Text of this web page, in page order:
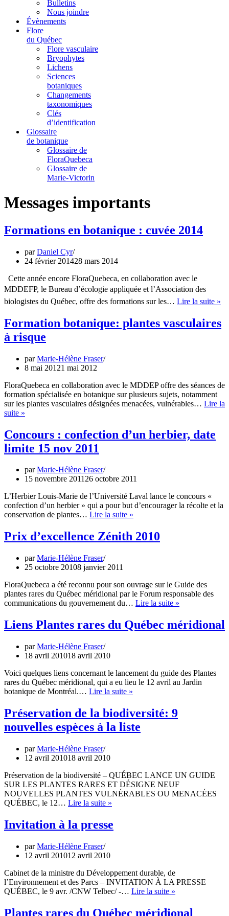
Bulletins
Nous joindre
Évènements
Flore
du Québec
Flore vasculaire
Bryophytes
Lichens
Sciences
botaniques
Changements
taxonomiques
Clés
d’identification
Glossaire
de botanique
Glossaire de
FloraQuebeca
Glossaire de
Marie-Victorin
Messages importants
Formations en botanique : cuvée 2014
parDaniel Cyr
24 février 201428 mars 2014
Cette année encore FloraQuebeca, en collaboration avec le
MDDEFP, le Bureau d’écologie appliquée et l’Association des
biologistes du Québec, offre des formations sur les… Lire la suite »
:
Formation botanique: plantes vasculaires
à risque
parMarie-Hélène Fraser
8 mai 20121 mai 2012
FloraQuebeca en collaboration avec le MDDEP offre des séances de
formation spécialisée en botanique sur plusieurs sujets, notamment
sur les plantes vasculaires désignées menacées, vulnérables… Lire la
suite »
vasculaires
à
Concours : confection d’un herbier, date
limite 15 nov 2011
parMarie-Hélène Fraser
15 novembre 201126 octobre 2011
L’Herbier Louis-Marie de l’Université Laval lance le concours «
confection d’un herbier » qui a pour but d’encourager la récolte et la
conservation de plantes… Lire la suite »
confection
d’un
nov
2011
Prix d’excellence Zénith 2010
parMarie-Hélène Fraser
25 octobre 20108 janvier 2011
FloraQuebeca a été reconnu pour son ouvrage sur le Guide des
plantes rares du Québec méridional par le Forum responsable des
communications du gouvernement du… Lire la suite »
Zénith
2010
Liens Plantes rares du Québec méridional
parMarie-Hélène Fraser
18 avril 201018 avril 2010
Voici quelques liens concernant le lancement du guide des Plantes
rares du Québec méridional, qui a eu lieu le 12 avril au Jardin
botanique de Montréal.… Lire la suite »
du
Québec
Préservation de la biodiversité: 9
nouvelles espèces à la liste
parMarie-Hélène Fraser
12 avril 201018 avril 2010
Préservation de la biodiversité – QUÉBEC LANCE UN GUIDE
SUR LES PLANTES RARES ET DÉSIGNE NEUF
NOUVELLES PLANTES VULNÉRABLES OU MENACÉES
QUÉBEC, le 12… Lire la suite »
biodiversité:
la
liste
Invitation à la presse
parMarie-Hélène Fraser
12 avril 201012 avril 2010
Cabinet de la ministre du Développement durable, de
l’Environnement et des Parcs – INVITATION À LA PRESSE
QUÉBEC, le 9 avr. /CNW Telbec/ -… Lire la suite »
Plantes rares du Québec méridional